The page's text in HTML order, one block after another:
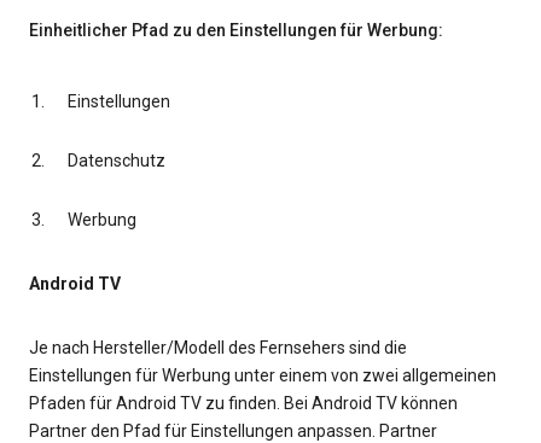
Einheitlicher Pfad zu den Einstellungen für Werbung:
Einstellungen
Datenschutz
Werbung
Android TV
Je nach Hersteller/Modell des Fernsehers sind die
Einstellungen für Werbung unter einem von zwei allgemeinen
Pfaden für Android TV zu finden. Bei Android TV können
Partner den Pfad für Einstellungen anpassen. Partner